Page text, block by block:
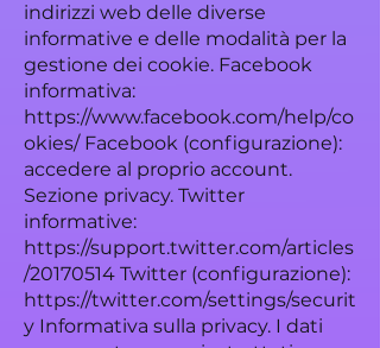
indirizzi web delle diverse
informative e delle modalità per la
gestione dei cookie. Facebook
informativa:
https://www.facebook.com/help/co
okies/Facebook (configurazione):
accedere al proprio account.
Sezione privacy. Twitter
informative:
https://support.twitter.com/articles
/20170514 Twitter (configurazione):
https://twitter.com/settings/securit
y Informativa sulla privacy. I dati